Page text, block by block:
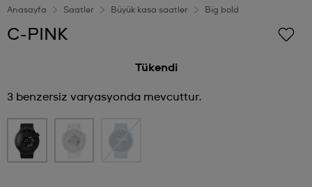
Anasayfa Saatler Büyük kasa saatler Big bold
C-PINK
Tükendi
3 benzersiz varyasyonda mevcuttur.